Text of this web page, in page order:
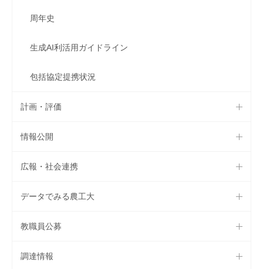
周年史
生成AI利活用ガイドライン
包括協定提携状況
計画・評価
情報公開
広報・社会連携
データでみる農工大
教職員公募
調達情報